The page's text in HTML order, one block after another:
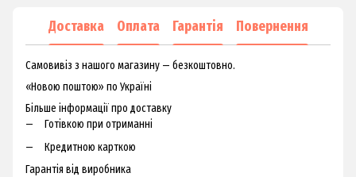
Доставка Оплата Гарантія Повернення
Самовивіз з нашого магазину — безкоштовно.
«Новою поштою» по Україні
Більше інформації про доставку
Готівкою при отриманні
Кредитною карткою
Гарантія від виробника